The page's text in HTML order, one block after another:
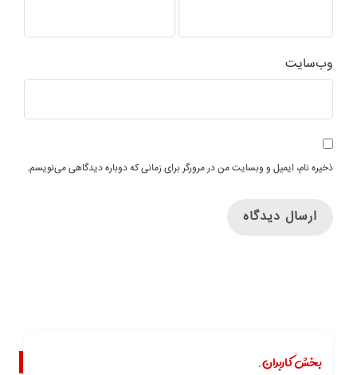
وب‌سایت
ذخیره نام، ایمیل و وبسایت من در مرورگر برای زمانی که دوباره دیدگاهی می‌نویسم.
بخش کاربران.